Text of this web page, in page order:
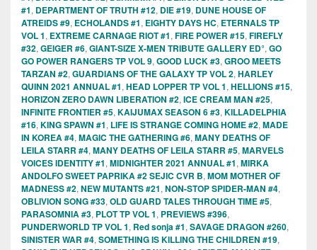
#1, DEPARTMENT OF TRUTH #12, DIE #19, DUNE HOUSE OF
ATREIDS #9, ECHOLANDS #1, EIGHTY DAYS HC, ETERNALS TP
VOL 1, EXTREME CARNAGE RIOT #1, FIRE POWER #15, FIREFLY
#32, GEIGER #6, GIANT-SIZE X-MEN TRIBUTE GALLERY ED°, GO
GO POWER RANGERS TP VOL 9, GOOD LUCK #3, GROO MEETS
TARZAN #2, GUARDIANS OF THE GALAXY TP VOL 2, HARLEY
QUINN 2021 ANNUAL #1, HEAD LOPPER TP VOL 1, HELLIONS #15,
HORIZON ZERO DAWN LIBERATION #2, ICE CREAM MAN #25,
INFINITE FRONTIER #5, KAIJUMAX SEASON 6 #3, KILLADELPHIA
#16, KING SPAWN #1, LIFE IS STRANGE COMING HOME #2, MADE
IN KOREA #4, MAGIC THE GATHERING #6, MANY DEATHS OF
LEILA STARR #4, MANY DEATHS OF LEILA STARR #5, MARVELS
VOICES IDENTITY #1, MIDNIGHTER 2021 ANNUAL #1, MIRKA
ANDOLFO SWEET PAPRIKA #2 SEJIC CVR B, MOM MOTHER OF
MADNESS #2, NEW MUTANTS #21, NON-STOP SPIDER-MAN #4,
OBLIVION SONG #33, OLD GUARD TALES THROUGH TIME #5,
PARASOMNIA #3, PLOT TP VOL 1, PREVIEWS #396,
PUNDERWORLD TP VOL 1, Red sonja #1, SAVAGE DRAGON #260,
SINISTER WAR #4, SOMETHING IS KILLING THE CHILDREN #19,